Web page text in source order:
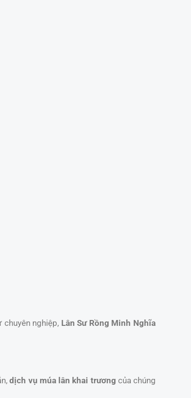
nghiệp, Lân Sư Rồng Minh Nghĩa
dịch vụ múa lân khai trương của chúng